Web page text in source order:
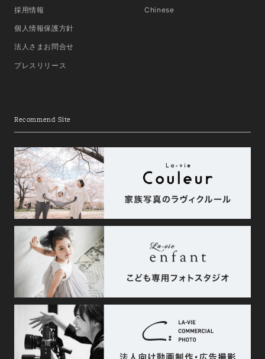
採用情報
個人情報保護方針
法人さまお問合せ
プレスリリース
Chinese
Recommend Site